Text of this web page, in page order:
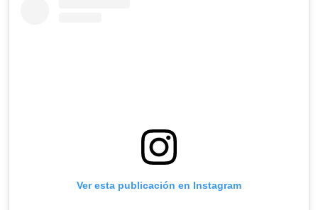
Ver esta publicación en Instagram